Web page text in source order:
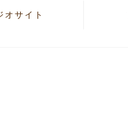
オサイト